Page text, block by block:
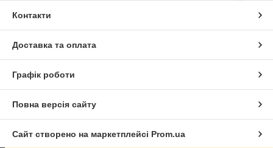
Контакти
Доставка та оплата
Графік роботи
Повна версія сайту
Сайт створено на маркетплейсі Prom.ua